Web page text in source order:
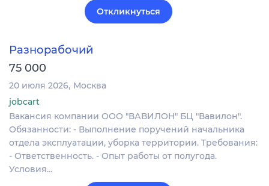
Откликнуться
Разнорабочий
75 000
20 июля 2026 Москва
jobcart
Вакансия компании ООО "ВАВИЛОН" БЦ "Вавилон".
Обязанности: - Выполнение поручений начальника
отдела эксплуатации, уборка территории. Требования:
- Ответственность. - Опыт работы от полугода.
Условия…